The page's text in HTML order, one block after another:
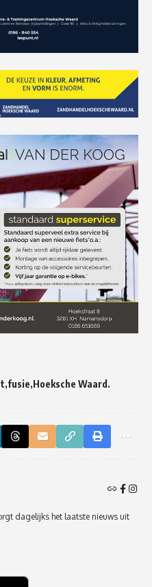
fusie Hoeksche Waard.
dagelijks het laatste nieuws uit